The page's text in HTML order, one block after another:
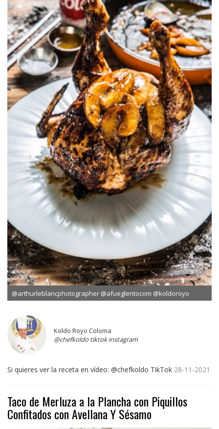
@arthurleblancphotographer @afueglentocom @koldoroyo
Koldo Royo Coloma
@chefkoldo tiktok instagram
Si quieres ver la receta en vídeo: @chefkoldo TikTok 28-11-2021
Taco de Merluza a la Plancha con Piquillos
Confitados con Avellana Y Sésamo